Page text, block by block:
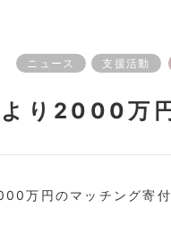
ニュース 支援活動
り2000万
万円のマッチング寄